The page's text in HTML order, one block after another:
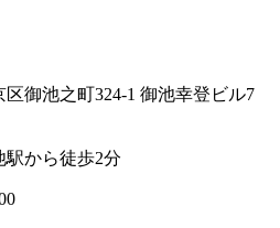
御池之町324-1 御池幸登ビル7
駅から徒歩2分